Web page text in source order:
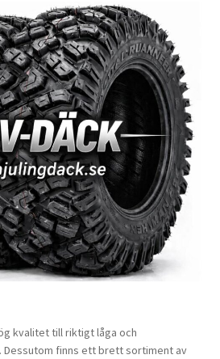
kvalitet till riktigt låga och
Dessutom finns ett brett sortiment av